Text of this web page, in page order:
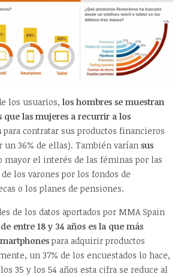
los usuarios, los hombres se muestran
que las mujeres a recurrir a los
para contratar sus productos financieros
un 36% de ellas). También varían sus
mayor el interés de las féminas por las
los varones por los fondos de
o los planes de pensiones.
de los datos aportados por MMA Spain
entre 18 y 34 años es la que más
para adquirir productos
un 37% de los encuestados lo hace,
35 y los 54 años esta cifra se reduce al